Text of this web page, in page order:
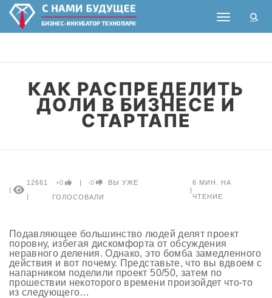
Toggle
КАК РАСПРЕДЕЛИТЬ
ДОЛИ В БИЗНЕСЕ И
СТАРТАПЕ
|
12661
|
+0 | -0
ВЫ УЖЕ
ГОЛОСОВАЛИ
|
6 МИН. НА
ЧТЕНИЕ
Подавляющее большинство людей делят проект
поровну, избегая дискомфорта от обсуждения
неравного деления. Однако, это бомба замедленного
действия и вот почему. Представьте, что вы вдвоем с
напарником поделили проект 50/50, затем по
прошествии некоторого времени произойдет что-то
из следующего…